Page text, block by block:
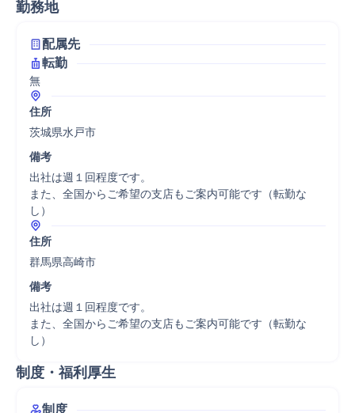
勤務地
配属先
転勤
無
住所
茨城県水戸市
備考
出社は週１回程度です。
また、全国からご希望の支店もご案内可能です（転勤な
し）
住所
群馬県高崎市
備考
出社は週１回程度です。
また、全国からご希望の支店もご案内可能です（転勤な
し）
制度・福利厚生
制度